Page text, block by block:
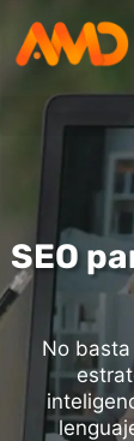
SEO
No